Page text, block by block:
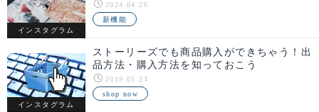
インスタグラム
2024.04.26
新機能
インスタグラム
ストーリーズでも商品購入ができちゃう！出
品方法・購入方法を知っておこう
2019.05.23
shop now